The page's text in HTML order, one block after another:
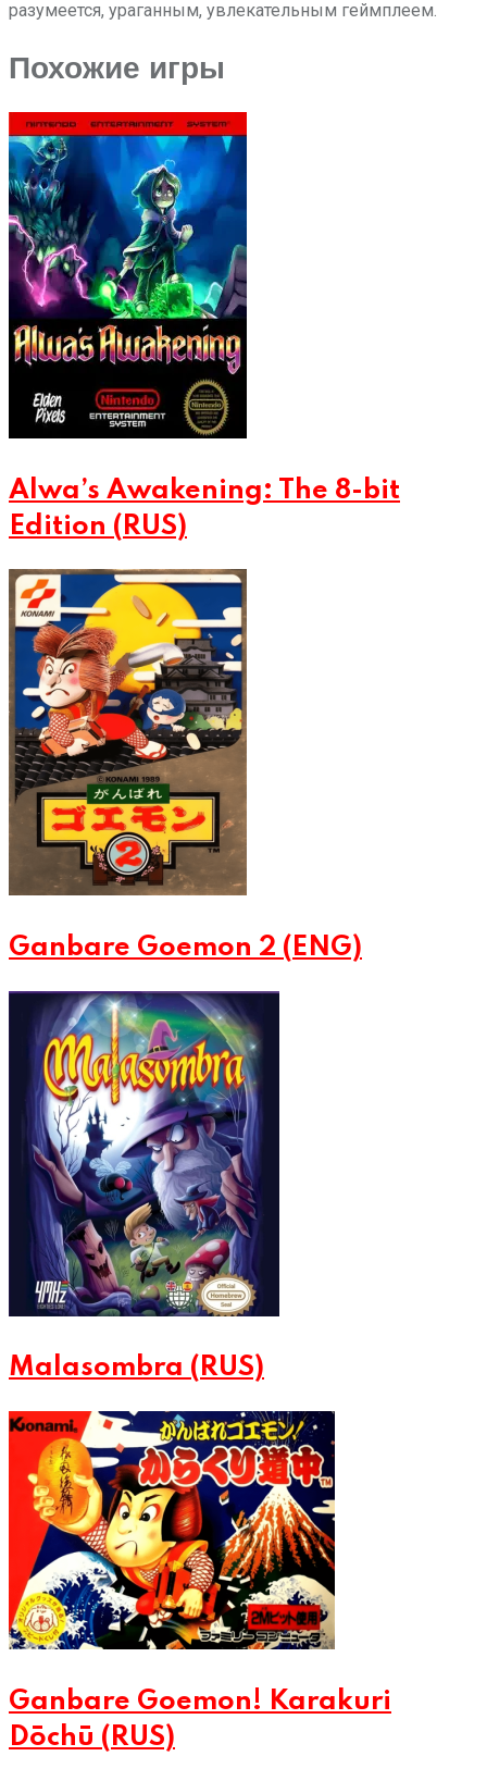
разумеется, ураганным, увлекательным геймплеем.
Похожие игры
Alwa’s Awakening: The 8-bit
Edition (RUS)
Ganbare Goemon 2 (ENG)
Malasombra (RUS)
Ganbare Goemon! Karakuri
Dōchū (RUS)